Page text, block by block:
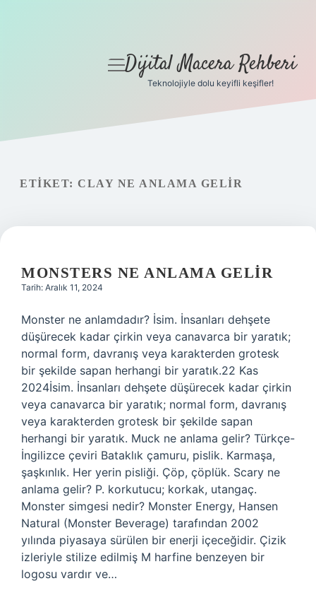
Gizlilik Politikası
menüyü
Dijital Macera Rehberi
Teknolojiyle dolu keyifli keşifler!
ETIKET: CLAY NE ANLAMA GELIR
MONSTERS NE ANLAMA GELIR
Tarih: Aralık 11, 2024
Monster ne anlamdadır? İsim. İnsanları dehşete
düşürecek kadar çirkin veya canavarca bir yaratık;
normal form, davranış veya karakterden grotesk
bir şekilde sapan herhangi bir yaratık.22 Kas
2024İsim. İnsanları dehşete düşürecek kadar çirkin
veya canavarca bir yaratık; normal form, davranış
veya karakterden grotesk bir şekilde sapan
herhangi bir yaratık. Muck ne anlama gelir? Türkçe-
İngilizce çeviri Bataklık çamuru, pislik. Karmaşa,
şaşkınlık. Her yerin pisliği. Çöp, çöplük. Scary ne
anlama gelir? P. korkutucu; korkak, utangaç.
Monster simgesi nedir? Monster Energy, Hansen
Natural (Monster Beverage) tarafından 2002
yılında piyasaya sürülen bir enerji içeceğidir. Çizik
izleriyle stilize edilmiş M harfine benzeyen bir
logosu vardır ve…